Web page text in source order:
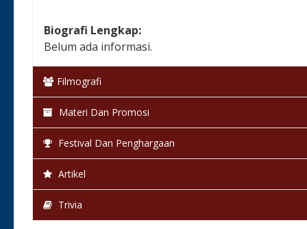
Biografi Lengkap:
Belum ada informasi.
Filmografi
Materi Dan Promosi
Festival Dan Penghargaan
Artikel
Trivia